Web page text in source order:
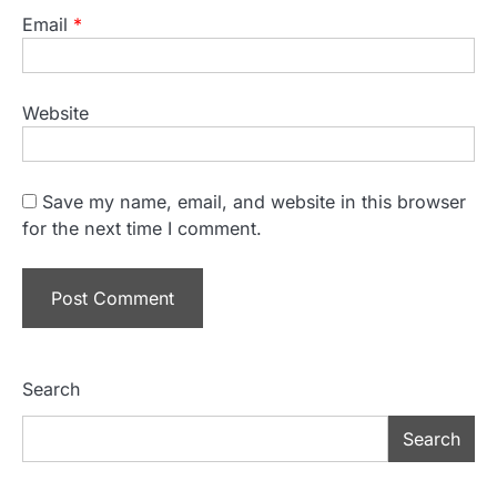
Email *
Website
Save my name, email, and website in this browser
for the next time I comment.
Search
Search